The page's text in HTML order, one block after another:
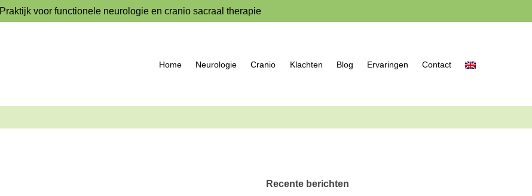
Praktijk voor functionele neurologie en cranio sacraal therapie
Home Neurologie Cranio Klachten Blog Ervaringen Contact
Recente berichten